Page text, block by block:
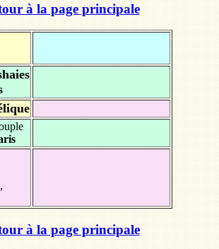
à la page principale
à la page principale